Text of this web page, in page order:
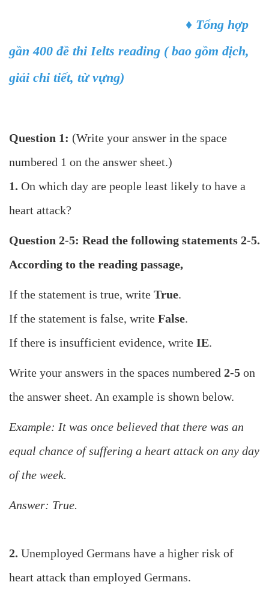
♦ Tổng hợp
gần 400 đề thi Ielts reading ( bao gồm dịch,
giải chi tiết, từ vựng)
Question 1: (Write your answer in the space
numbered 1 on the answer sheet.)
1. On which day are people least likely to have a
heart attack?
Question 2-5: Read the following statements 2-5.
According to the reading passage,
If the statement is true, write True.
If the statement is false, write False.
If there is insufficient evidence, write IE.
Write your answers in the spaces numbered 2-5 on
the answer sheet. An example is shown below.
Example: It was once believed that there was an
equal chance of suffering a heart attack on any day
of the week.
Answer: True.
2. Unemployed Germans have a higher risk of
heart attack than employed Germans.